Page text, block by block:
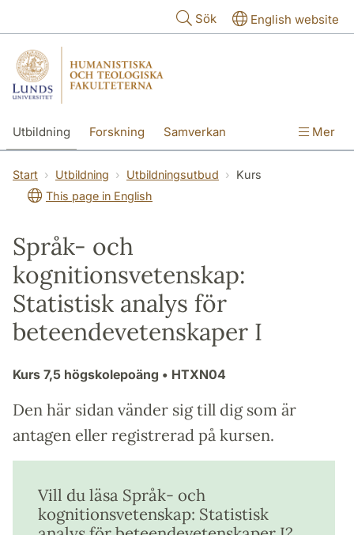
Sök English website
Utbildning Forskning Samverkan Mer
Start Utbildning Utbildningsutbud
Kurs
This page in English
Språk- och
kognitionsvetenskap:
Statistisk analys för
beteendevetenskaper I
Kurs 7,5 högskolepoäng • HTXN04
Den här sidan vänder sig till dig som är
antagen eller registrerad på kursen.
Vill du läsa Språk- och
kognitionsvetenskap: Statistisk